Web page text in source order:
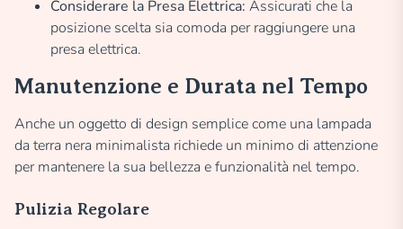
Considerare la Presa Elettrica: Assicurati che la
posizione scelta sia comoda per raggiungere una
presa elettrica.
Manutenzione e Durata nel Tempo
Anche un oggetto di design semplice come una lampada
da terra nera minimalista richiede un minimo di attenzione
per mantenere la sua bellezza e funzionalità nel tempo.
Pulizia Regolare